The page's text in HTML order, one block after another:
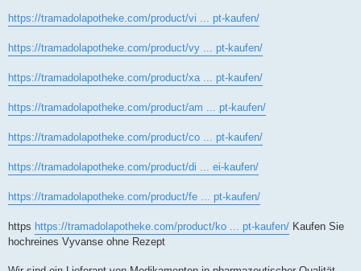
https://tramadolapotheke.com/product/vi ... pt-kaufen/
https://tramadolapotheke.com/product/vy ... pt-kaufen/
https://tramadolapotheke.com/product/xa ... pt-kaufen/
https://tramadolapotheke.com/product/am ... pt-kaufen/
https://tramadolapotheke.com/product/co ... pt-kaufen/
https://tramadolapotheke.com/product/di ... ei-kaufen/
https://tramadolapotheke.com/product/fe ... pt-kaufen/
https https://tramadolapotheke.com/product/ko ... pt-kaufen/ Kaufen Sie
hochreines Vyvanse ohne Rezept